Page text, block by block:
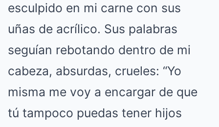
esculpido en mi carne con sus
uñas de acrílico. Sus palabras
seguían rebotando dentro de mi
cabeza, absurdas, crueles: “Yo
misma me voy a encargar de que
tú tampoco puedas tener hijos